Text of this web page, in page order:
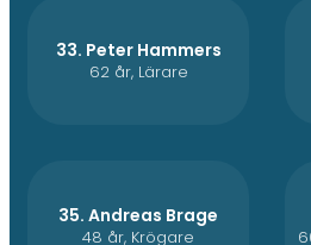
33. Peter Hammers
62 år, Lärare
35. Andreas Brage
48 år, Krögare